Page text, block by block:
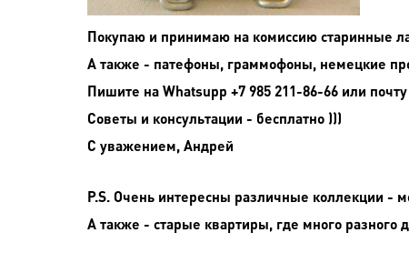
Покупаю и принимаю на комиссию старинные
А также - патефоны, граммофоны, немецкие
Пишите на Whatsupp +7 985 211-86-66 или
Советы и консультации - бесплатно )))
С уважением, Андрей
P.S. Очень интересны различные коллекции -
А также - старые квартиры, где много разного